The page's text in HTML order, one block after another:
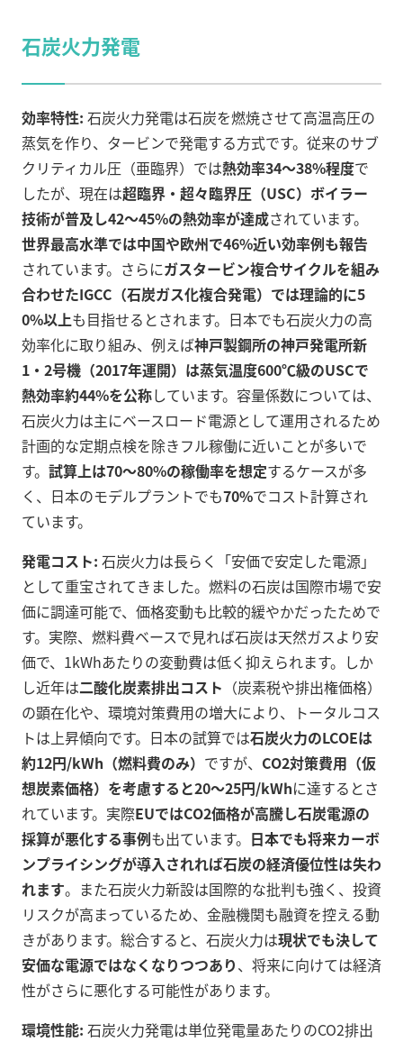
石炭火力発電
効率特性: 石炭火力発電は石炭を燃焼させて高温高圧の
蒸気を作り、タービンで発電する方式です。従来のサブ
クリティカル圧（亜臨界）では熱効率34～38%程度で
したが、現在は超臨界・超々臨界圧（USC）ボイラー
技術が普及し42～45%の熱効率が達成されています。
世界最高水準では中国や欧州で46%近い効率例も報告
されています。さらにガスタービン複合サイクルを組み
合わせたIGCC（石炭ガス化複合発電）では理論的に5
0%以上も目指せるとされます。日本でも石炭火力の高
効率化に取り組み、例えば神戸製鋼所の神戸発電所新
1・2号機（2017年運開）は蒸気温度600℃級のUSCで
熱効率約44%を公称しています。容量係数については、
石炭火力は主にベースロード電源として運用されるため
計画的な定期点検を除きフル稼働に近いことが多いで
す。 試算上は70～80%の稼働率を想定するケースが多
く、日本のモデルプラントでも70%でコスト計算され
ています。
発電コスト: 石炭火力は長らく「安価で安定した電源」
として重宝されてきました。燃料の石炭は国際市場で安
価に調達可能で、価格変動も比較的緩やかだったためで
す。実際、燃料費ベースで見れば石炭は天然ガスより安
価で、1kWhあたりの変動費は低く抑えられます。しか
し近年は二酸化炭素排出コスト （炭素税や排出権価格）
の顕在化や、環境対策費用の増大により、トータルコス
トは上昇傾向です。日本の試算では石炭火力のLCOEは
約12円/kWh（燃料費のみ） ですが、 CO2対策費用（仮
想炭素価格）を考慮すると20～25円/kWhに達するとさ
れています。実際EUではCO2価格が高騰し石炭電源の
採算が悪化する事例も出ています。 日本でも将来カーボ
ンプライシングが導入されれば石炭の経済優位性は失わ
れます。また石炭火力新設は国際的な批判も強く、投資
リスクが高まっているため、金融機関も融資を控える動
きがあります。総合すると、石炭火力は現状でも決して
安価な電源ではなくなりつつあり、将来に向けては経済
性がさらに悪化する可能性があります。
環境性能: 石炭火力発電は単位発電量あたりのCO2排出